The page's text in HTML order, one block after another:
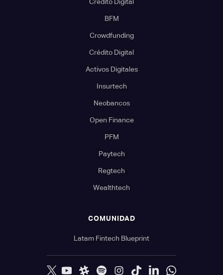
BFM
Crowdfunding
Crédito Digital
Activos Digitales
Insurtech
Neobancos
Open Finance
PFM
Paytech
Regtech
Wealthtech
COMUNIDAD
Latam Fintech Blueprint